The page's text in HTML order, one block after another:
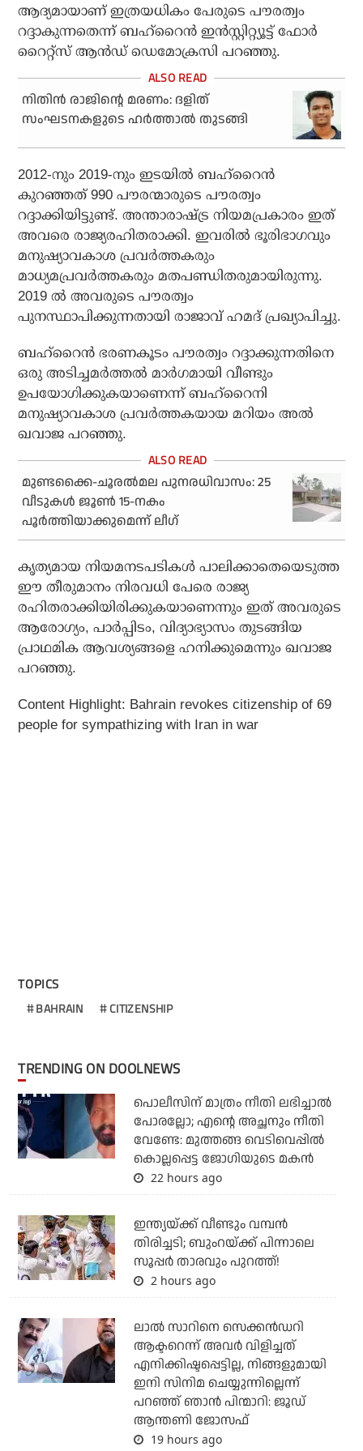
ആദ്യമായാണ് ഇത്രയധികം പേരുടെ പൗരത്വം
റദ്ദാകുന്നതെന്ന് ബഹ്‌റൈൻ ഇൻസ്റ്റിറ്റ്യൂട്ട് ഫോർ
റൈറ്റ്‌സ് ആൻഡ് ഡെമോക്രസി പറഞ്ഞു.
നിതിൻ രാജിന്റെ മരണം: ദളിത്
സംഘടനകളുടെ ഹർത്താൽ തുടങ്ങി
2012-നും 2019-നും ഇടയിൽ ബഹ്‌റൈൻ
കുറഞ്ഞത് 990 പൗരന്മാരുടെ പൗരത്വം
റദ്ദാക്കിയിട്ടുണ്ട്. അന്താരാഷ്ട്ര നിയമപ്രകാരം ഇത്
അവരെ രാജ്യരഹിതരാക്കി. ഇവരിൽ ഭൂരിഭാഗവും
മനുഷ്യാവകാശ പ്രവർത്തകരും
മാധ്യമപ്രവർത്തകരും മതപണ്ഡിതരുമായിരുന്നു.
2019 ൽ അവരുടെ പൗരത്വം
പുനസ്ഥാപിക്കുന്നതായി രാജാവ് ഹമദ് പ്രഖ്യാപിച്ചു.
ബഹ്‌റൈൻ ഭരണകൂടം പൗരത്വം റദ്ദാക്കുന്നതിനെ
ഒരു അടിച്ചമർത്തൽ മാർഗമായി വീണ്ടും
ഉപയോഗിക്കുകയാണെന്ന് ബഹ്‌റൈനി
മനുഷ്യാവകാശ പ്രവർത്തകയായ മറിയം അൽ
ഖവാജ പറഞ്ഞു.
മുണ്ടക്കൈ-ചൂരല്‍മല പുനരധിവാസം: 25
വീടുകള്‍ ജൂണ്‍ 15-നകം
പൂര്‍ത്തിയാക്കുമെന്ന് ലീഗ്
കൃത്യമായ നിയമനടപടികൾ പാലിക്കാതെയെടുത്ത
ഈ തീരുമാനം നിരവധി പേരെ രാജ്യ
രഹിതരാക്കിയിരിക്കുകയാണെന്നും ഇത് അവരുടെ
ആരോഗ്യം, പാർപ്പിടം, വിദ്യാഭ്യാസം തുടങ്ങിയ
പ്രാഥമിക ആവശ്യങ്ങളെ ഹനിക്കുമെന്നും ഖവാജ
പറഞ്ഞു.
Content Highlight: Bahrain revokes citizenship of 69
people for sympathizing with Iran in war
TOPICS
BAHRAIN CITIZENSHIP
TRENDING ON DOOLNEWS
പൊലീസിന് മാത്രം നീതി ലഭിച്ചാല്‍
പോരല്ലോ; എന്റെ അച്ഛനും നീതി
വേണ്ടേ: മുത്തങ്ങ വെടിവെപ്പില്‍
കൊല്ലപ്പെട്ട ജോഗിയുടെ മകന്‍
22 hours ago
ഇന്ത്യയ്ക്ക് വീണ്ടും വമ്പന്‍
തിരിച്ചടി; ബുംറയ്ക്ക് പിന്നാലെ
സൂപ്പര്‍ താരവും പുറത്ത്!
2 hours ago
ലാല്‍ സാറിനെ സെക്കന്‍ഡറി
ആക്ടറെന്ന് അവര്‍ വിളിച്ചത്
എനിക്കിഷ്ടപ്പെട്ടില്ല, നിങ്ങളുമായി
ഇനി സിനിമ ചെയ്യുന്നില്ലെന്ന്
പറഞ്ഞ് ഞാന്‍ പിന്മാറി: ജൂഡ്
ആന്തണി ജോസഫ്
19 hours ago